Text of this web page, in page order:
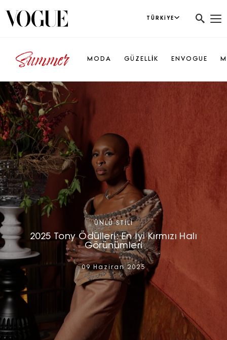
TÜRKIYE
MODA GÜZELLİK ENVOGUE
ÜNLÜ STILI
2025 Tony Ödülleri: En İyi Kırmızı Halı
Görünümleri
09 Haziran 2025